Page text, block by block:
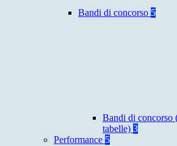
Bandi di concorso 5
Bandi di concorso
tabelle) 3
Performance 5